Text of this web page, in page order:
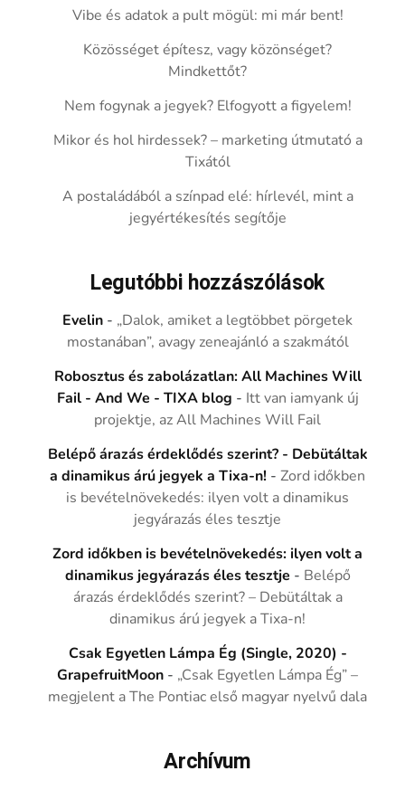
Vibe és adatok a pult mögül: mi már bent!
Közösséget építesz, vagy közönséget?
Mindkettőt?
Nem fogynak a jegyek? Elfogyott a figyelem!
Mikor és hol hirdessek? – marketing útmutató a
Tixától
A postaládából a színpad elé: hírlevél, mint a
jegyértékesítés segítője
Legutóbbi hozzászólások
Evelin - „Dalok, amiket a legtöbbet pörgetek
mostanában”, avagy zeneajánló a szakmától
Robosztus és zabolázatlan: All Machines Will
Fail - And We - TIXA blog - Itt van iamyank új
projektje, az All Machines Will Fail
Belépő árazás érdeklődés szerint? - Debütáltak
a dinamikus árú jegyek a Tixa-n! -Zord időkben
is bevételnövekedés: ilyen volt a dinamikus
jegyárazás éles tesztje
Zord időkben is bevételnövekedés: ilyen volt a
dinamikus jegyárazás éles tesztje - Belépő
árazás érdeklődés szerint? – Debütáltak a
dinamikus árú jegyek a Tixa-n!
Csak Egyetlen Lámpa Ég (Single, 2020) -
GrapefruitMoon - „Csak Egyetlen Lámpa Ég” –
megjelent a The Pontiac első magyar nyelvű dala
Archívum